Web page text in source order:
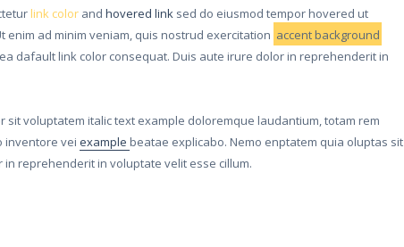
link color and hovered link sed do eiusmod tempor hovered ut
enim ad minim veniam, quis nostrud exercitation accent background
dafault link color consequat. Duis aute irure dolor in reprehenderit in
voluptatem italic text example doloremque laudantium, totam rem
inventore vei example beatae explicabo. Nemo enptatem quia oluptas sit
reprehenderit in voluptate velit esse cillum.